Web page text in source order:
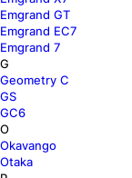
Emgrand GT
Emgrand EC7
Emgrand 7
G
Geometry C
GS
GC6
O
Okavango
Otaka